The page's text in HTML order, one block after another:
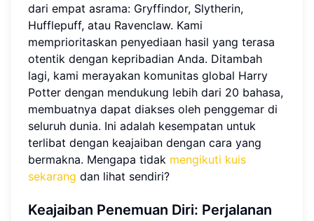
dari empat asrama: Gryffindor, Slytherin,
Hufflepuff, atau Ravenclaw. Kami
memprioritaskan penyediaan hasil yang terasa
otentik dengan kepribadian Anda. Ditambah
lagi, kami merayakan komunitas global Harry
Potter dengan mendukung lebih dari 20 bahasa,
membuatnya dapat diakses oleh penggemar di
seluruh dunia. Ini adalah kesempatan untuk
terlibat dengan keajaiban dengan cara yang
bermakna. Mengapa tidak mengikuti kuis
sekarang dan lihat sendiri?
Keajaiban Penemuan Diri: Perjalanan